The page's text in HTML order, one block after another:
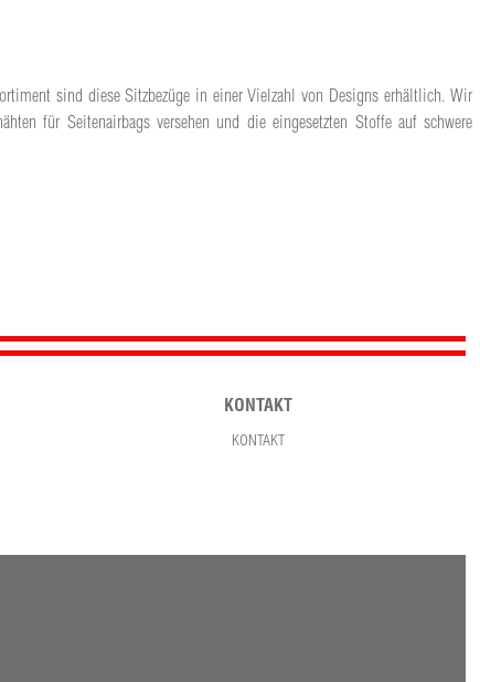
sind diese Sitzbezüge in einer Vielzahl von Designs erhältlich. Wir
für Seitenairbags versehen und die eingesetzten Stoffe auf schwere
KONTAKT
KONTAKT